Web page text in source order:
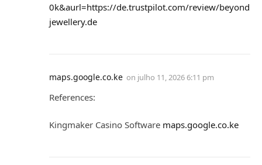
0k&aurl=https://de.trustpilot.com/review/beyond
jewellery.de
maps.google.co.ke on julho 11, 2026 6:11 pm
References:
Kingmaker Casino Software maps.google.co.ke